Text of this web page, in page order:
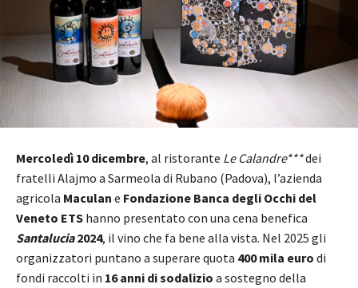
Mercoledì 10 dicembre, al ristorante Le Calandre***dei
fratelli Alajmo a Sarmeola di Rubano (Padova), l’azienda
agricola Maculan e Fondazione Banca degli Occhi del
Veneto ETS hanno presentato con una cena benefica
Santalucia2024, il vino che fa bene alla vista. Nel 2025 gli
organizzatori puntano a superare quota 400 mila euro di
fondi raccolti in 16 anni di sodalizio a sostegno della